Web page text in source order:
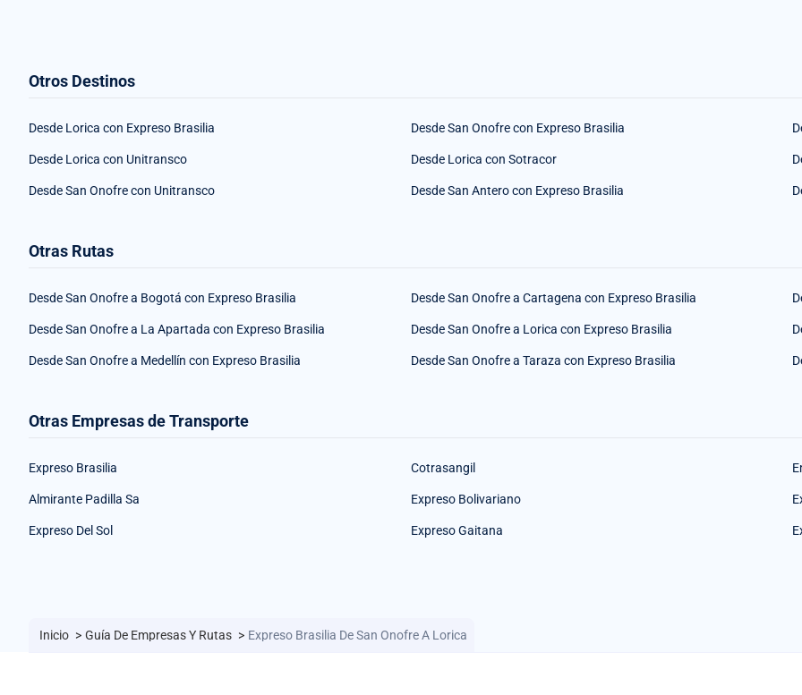
Otros Destinos
Desde Lorica con Expreso Brasilia Desde San Onofre con Expreso Brasilia
Desde Lorica con Unitransco Desde Lorica con Sotracor
Desde San Onofre con Unitransco Desde San Antero con Expreso Brasilia
Otras Rutas
Desde San Onofre a Bogotá con Expreso Brasilia Desde San Onofre a Cartagena con Expreso Brasilia
Desde San Onofre a La Apartada con Expreso Brasilia Desde San Onofre a Lorica con Expreso Brasilia
Desde San Onofre a Medellín con Expreso Brasilia Desde San Onofre a Taraza con Expreso Brasilia
Otras Empresas de Transporte
Expreso Brasilia Cotrasangil
Almirante Padilla Sa Expreso Bolivariano
Expreso Del Sol Expreso Gaitana
Inicio > Guía De Empresas Y Rutas > Expreso Brasilia De San Onofre A Lorica